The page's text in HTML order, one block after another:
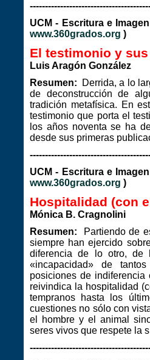
UCM - Escritura e
www.360grados.org )
El testimonio y
Luis Aragón González
Resumen: Derrida, a lo
de deconstrucción de
tradición metafísica. En
testimonio que porta el
los años noventa se ha
desde sus primeras
UCM - Escritura e
www.360grados.org )
Hospitalidad (con
Mónica B. Cragnolini
Resumen: Partiendo de
siempre han ejercido
diferencia de lo otro,
«incapacidad» de
posiciones de
reivindica la hospitalidad
tempranos hasta los
cuestiones no sólo con
el hombre y el animal
seres vivos que respete la